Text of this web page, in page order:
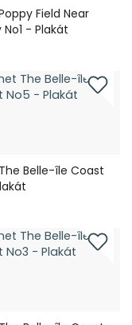
Field Near
- Plakát
Belle-île Coast